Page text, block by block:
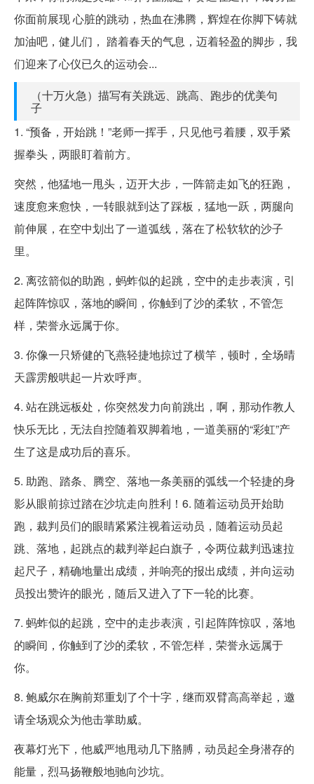
你面前展现 心脏的跳动，热血在沸腾，辉煌在你脚下铸就
加油吧，健儿们， 踏着春天的气息，迈着轻盈的脚步，我
们迎来了心仪已久的运动会...
（十万火急）描写有关跳远、跳高、跑步的优美句
子
1. “预备，开始跳！”老师一挥手，只见他弓着腰，双手紧
握拳头，两眼盯着前方。
突然，他猛地一甩头，迈开大步，一阵箭走如飞的狂跑，
速度愈来愈快，一转眼就到达了踩板，猛地一跃，两腿向
前伸展，在空中划出了一道弧线，落在了松软软的沙子
里。
2. 离弦箭似的助跑，蚂蚱似的起跳，空中的走步表演，引
起阵阵惊叹，落地的瞬间，你触到了沙的柔软，不管怎
样，荣誉永远属于你。
3. 你像一只矫健的飞燕轻捷地掠过了横竿，顿时，全场晴
天霹雳般哄起一片欢呼声。
4. 站在跳远板处，你突然发力向前跳出，啊，那动作教人
快乐无比，无法自控随着双脚着地，一道美丽的“彩虹”产
生了这是成功后的喜乐。
5. 助跑、踏条、腾空、落地一条美丽的弧线一个轻捷的身
影从眼前掠过踏在沙坑走向胜利！6. 随着运动员开始助
跑，裁判员们的眼睛紧紧注视着运动员，随着运动员起
跳、落地，起跳点的裁判举起白旗子，令两位裁判迅速拉
起尺子，精确地量出成绩，并响亮的报出成绩，并向运动
员投出赞许的眼光，随后又进入了下一轮的比赛。
7. 蚂蚱似的起跳，空中的走步表演，引起阵阵惊叹，落地
的瞬间，你触到了沙的柔软，不管怎样，荣誉永远属于
你。
8. 鲍威尔在胸前郑重划了个十字，继而双臂高高举起，邀
请全场观众为他击掌助威。
夜幕灯光下，他威严地甩动几下胳膊，动员起全身潜存的
能量，烈马扬鞭般地驰向沙坑。